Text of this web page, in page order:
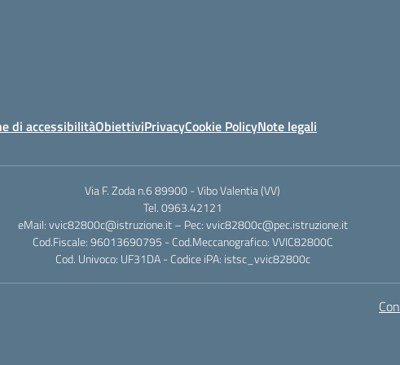
di accessibilitàObiettiviPrivacyCookie PolicyNote legali
Via F. Zoda n.6 89900 - Vibo Valentia (VV)
Tel. 0963.42121
eMail: vvic82800c@istruzione.it – Pec: vvic82800c@pec.istruzione.it
Cod.Fiscale: 96013690795 - Cod.Meccanografico: VVIC82800C
Cod. Univoco: UF31DA - Codice iPA: istsc_vvic82800c